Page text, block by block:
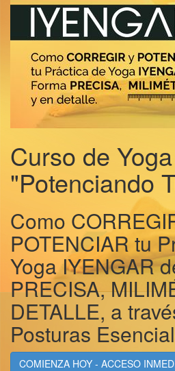
Curso de
"Potenciando
Como
POTENCIAR tu
Yoga IYENGAR
PRECISA,
DETALLE, a
Posturas
COMIENZA HOY - ACCESO